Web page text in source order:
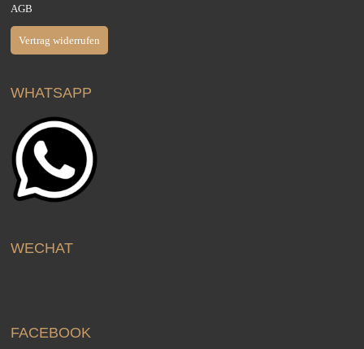
AGB
Vertrag widerrufen
WHATSAPP
WECHAT
FACEBOOK